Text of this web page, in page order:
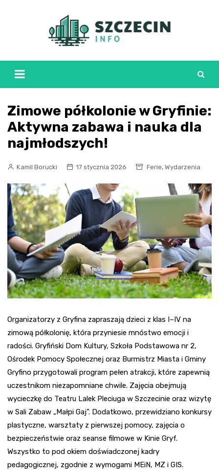
Zimowe półkolonie w Gryfinie:
Aktywna zabawa i nauka dla
najmłodszych!
Kamil Borucki 17 stycznia 2026 Ferie, Wydarzenia
Organizatorzy z Gryfina zapraszają dzieci z klas I–IV na
zimową półkolonię, która przyniesie mnóstwo emocji i
radości. Gryfiński Dom Kultury, Szkoła Podstawowa nr 2,
Ośrodek Pomocy Społecznej oraz Burmistrz Miasta i Gminy
Gryfino przygotowali program pełen atrakcji, które zapewnią
uczestnikom niezapomniane chwile. Zajęcia obejmują
wycieczkę do Teatru Lalek Pleciuga w Szczecinie oraz wizytę
w Sali Zabaw „Małpi Gaj”. Dodatkowo, przewidziano konkursy
plastyczne, warsztaty z pierwszej pomocy, zajęcia o
bezpieczeństwie oraz seanse filmowe w Kinie Gryf.
Wszystko to pod okiem doświadczonej kadry
pedagogicznej, zgodnie z wymogami MEiN, MZ i GIS.